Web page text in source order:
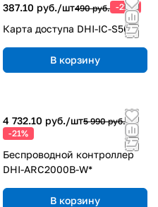
387.10 руб./шт490 руб. -21%
Карта доступа DHI-IC-S50
В корзину
4 732.10 руб./шт5 990 руб.
-21%
Беспроводной контроллер
DHI-ARC2000B-W*
В корзину